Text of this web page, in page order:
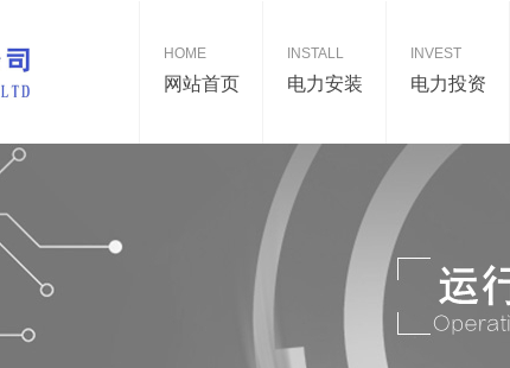
HOME
网站首页
INSTALL
电力安装
INVEST
电力投资